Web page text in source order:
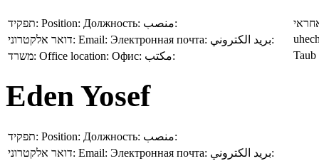
תפקיד: Position: Должность: منصب:
דואר אלקטרוני: Email: Электронная почта: بريد الكتروني:
משרד: Office location: Офис: مكتب: Taub
Eden Yosef
תפקיד: Position: Должность:
منصب:
דואר אלקטרוני: Email: Электронная почта: بريد الكتروني: